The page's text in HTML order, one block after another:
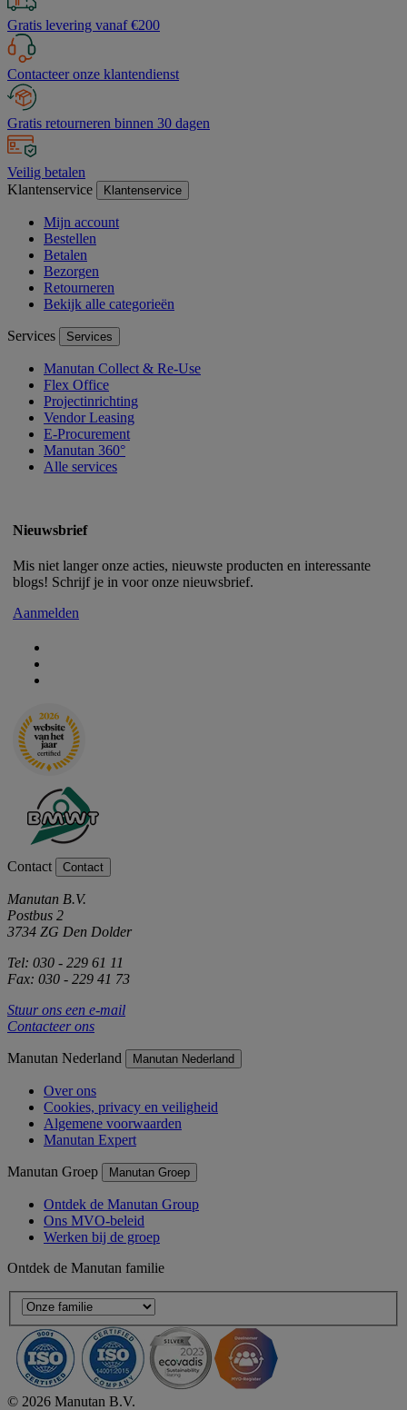
Gratis levering vanaf €200
Contacteer onze klantendienst
Gratis retourneren binnen 30 dagen
Veilig betalen
Klantenservice
Klantenservice
Mijn account
Bestellen
Betalen
Bezorgen
Retourneren
Bekijk alle categorieën
Services Services
Manutan Collect & Re-Use
Flex Office
Projectinrichting
Vendor Leasing
E-Procurement
Manutan 360°
Alle services
Nieuwsbrief
Mis niet langer onze acties, nieuwste producten en interessante
blogs! Schrijf je in voor onze nieuwsbrief.
Aanmelden
Contact Contact
Manutan B.V.
Postbus 2
3734 ZG Den Dolder
Tel: 030 - 229 61 11
Fax: 030 - 229 41 73
Stuur ons een e-mail
Contacteer ons
Manutan Nederland Manutan Nederland
Over ons
Cookies, privacy en veiligheid
Algemene voorwaarden
Manutan Expert
Manutan Groep Manutan Groep
Ontdek de Manutan Group
Ons MVO-beleid
Werken bij de groep
Ontdek de Manutan familie
© 2026 Manutan B.V.